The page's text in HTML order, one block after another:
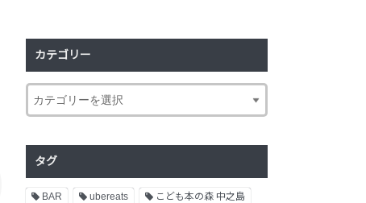
カテゴリー
タグ
BAR ubereats
こども本の森 中之島